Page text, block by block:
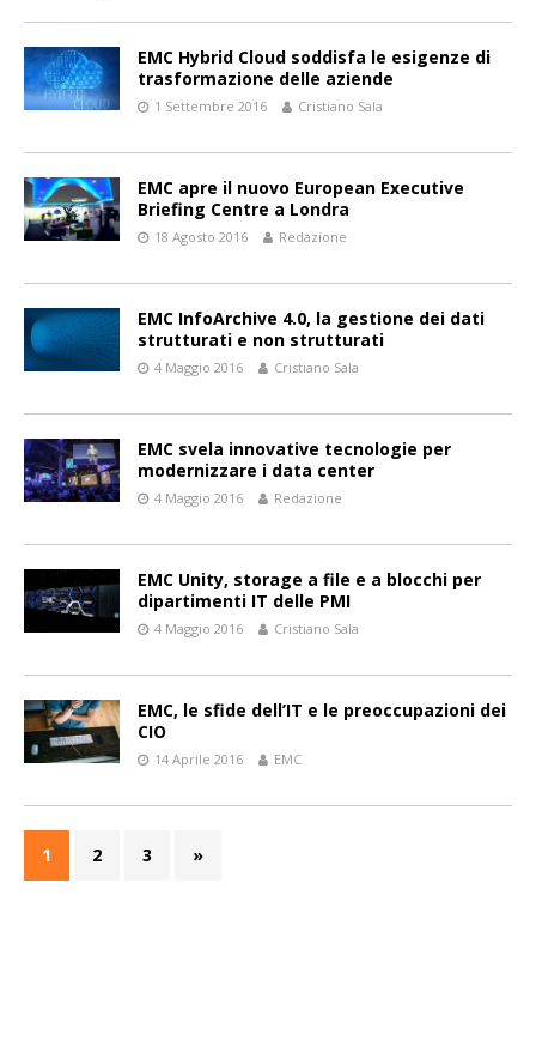
EMC Hybrid Cloud soddisfa le esigenze di
trasformazione delle aziende
1 Settembre 2016 Cristiano Sala
EMC apre il nuovo European Executive
Briefing Centre a Londra
18 Agosto 2016 Redazione
EMC InfoArchive 4.0, la gestione dei dati
strutturati e non strutturati
4 Maggio 2016 Cristiano Sala
EMC svela innovative tecnologie per
modernizzare i data center
4 Maggio 2016 Redazione
EMC Unity, storage a file e a blocchi per
dipartimenti IT delle PMI
4 Maggio 2016 Cristiano Sala
EMC, le sfide dell’IT e le preoccupazioni dei
CIO
14 Aprile 2016 EMC
1 2 3 »